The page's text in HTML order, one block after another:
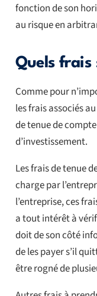
fonction de son
au risque en
Quels frais
Comme pour
les frais associés
de tenue de
d’investissement.
Les frais de tenue
charge par
l’entreprise, ces
a tout intérêt à
doit de son côté
de les payer s’il
être rogné de